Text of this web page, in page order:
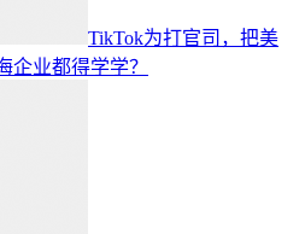
TikTok为打官司，把美
企业都得学学？